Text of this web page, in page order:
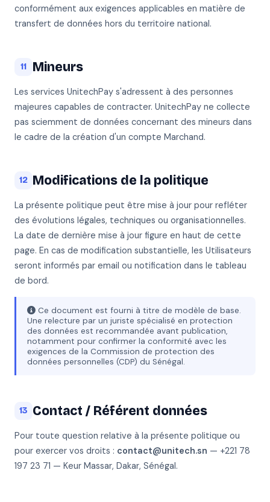
conformément aux exigences applicables en matière de
transfert de données hors du territoire national.
11 Mineurs
Les services UnitechPay s'adressent à des personnes
majeures capables de contracter. UnitechPay ne collecte
pas sciemment de données concernant des mineurs dans
le cadre de la création d'un compte Marchand.
12 Modifications de la politique
La présente politique peut être mise à jour pour refléter
des évolutions légales, techniques ou organisationnelles.
La date de dernière mise à jour figure en haut de cette
page. En cas de modification substantielle, les Utilisateurs
seront informés par email ou notification dans le tableau
de bord.
Ce document est fourni à titre de modèle de base.
Une relecture par un juriste spécialisé en protection
des données est recommandée avant publication,
notamment pour confirmer la conformité avec les
exigences de la Commission de protection des
données personnelles (CDP) du Sénégal.
13 Contact / Référent données
Pour toute question relative à la présente politique ou
pour exercer vos droits : contact@unitech.sn — +221 78
197 23 71 — Keur Massar, Dakar, Sénégal.